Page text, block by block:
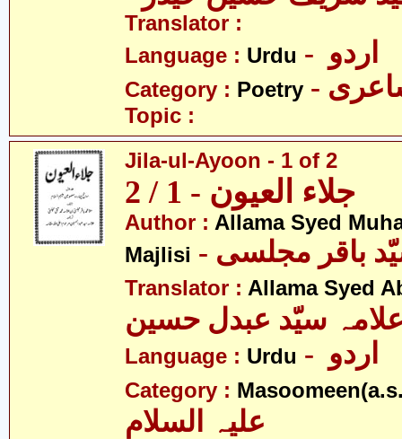
Translator :
Language : Urdu
Category : Poetry
Topic :
Jila-ul-Ayoon - 1 of 2
جلاء العیون - 1 / 2
Author : Allama Syed
Majlisi
Translator : Allama Syed
سیّد عبدل حسین
Language : Urdu
Category :